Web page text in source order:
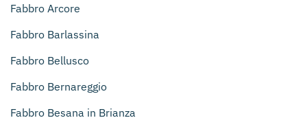
Fabbro Arcore
Fabbro Barlassina
Fabbro Bellusco
Fabbro Bernareggio
Fabbro Besana in Brianza